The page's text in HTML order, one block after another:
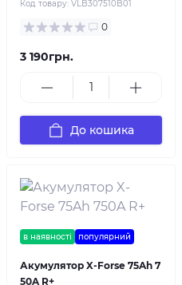
Код товару: VLB307510B01
0
3 190грн.
До кошика
в наявності популярний
Акумулятор X-Forse 75Ah 7
50A R+